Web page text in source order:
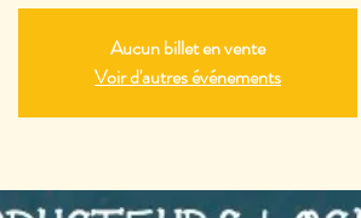
Aucun billet en vente
Voir d'autres événements